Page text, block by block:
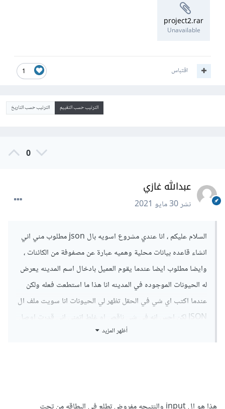
project2.rar
Unavailable
1 اقتباس
الترتيب حسب التقييم الترتيب حسب التاريخ
0
عبدالله غازي
نشر30 مايو 2021
السلام عليكم ، انا عندي مشروع اسويه بال json مطلوب مني اني
انشاء قاعده بيانات محلية وهميه عبارة عن مصفوفة من الكائنات ،
وايضا مطلوب ايضا عندما يقوم العميل بادخال اسم المدينه يعرض
له الحيونات الموجوده في المدينه انا هذا ما استطعت فعله ولكن
عندما اكتب اي شي في الحقل تظهر لي الحيونات انا سويت ملف ال
JSON لكن احس انه في شي ناقص او غلط اتمنى اني قدرت اوصل
المعلومه وايضا ارجو عدم حله ولكن اعطائي تلميحات او مساعده
أظهر المزيد